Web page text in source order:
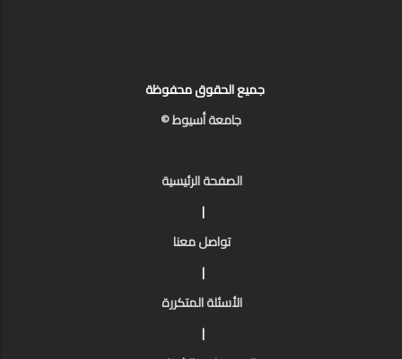
جميع الحقوق محفوظة
جامعة أسيوط ©
الصفحة الرئيسية
|
تواصل معنا
|
الأسئلة المتكررة
|